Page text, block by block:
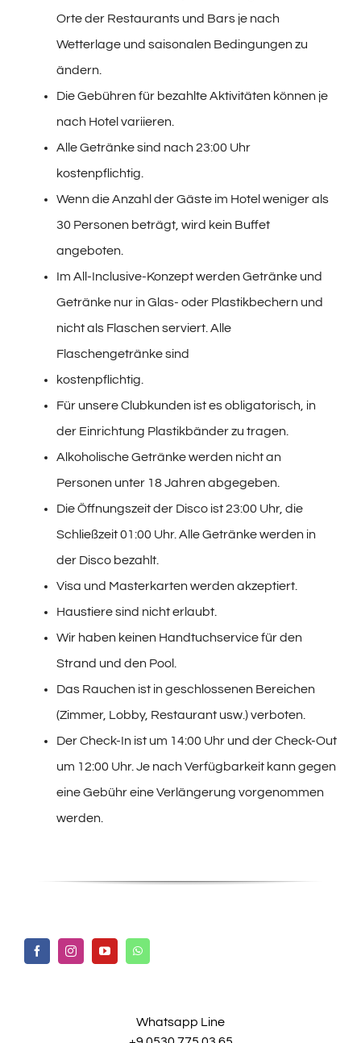
Orte der Restaurants und Bars je nach
Wetterlage und saisonalen Bedingungen zu
ändern.
Die Gebühren für bezahlte Aktivitäten können je
nach Hotel variieren.
Alle Getränke sind nach 23:00 Uhr
kostenpflichtig.
Wenn die Anzahl der Gäste im Hotel weniger als
30 Personen beträgt, wird kein Buffet
angeboten.
Im All-Inclusive-Konzept werden Getränke und
Getränke nur in Glas- oder Plastikbechern und
nicht als Flaschen serviert. Alle
Flaschengetränke sind
kostenpflichtig.
Für unsere Clubkunden ist es obligatorisch, in
der Einrichtung Plastikbänder zu tragen.
Alkoholische Getränke werden nicht an
Personen unter 18 Jahren abgegeben.
Die Öffnungszeit der Disco ist 23:00 Uhr, die
Schließzeit 01:00 Uhr. Alle Getränke werden in
der Disco bezahlt.
Visa und Masterkarten werden akzeptiert.
Haustiere sind nicht erlaubt.
Wir haben keinen Handtuchservice für den
Strand und den Pool.
Das Rauchen ist in geschlossenen Bereichen
(Zimmer, Lobby, Restaurant usw.) verboten.
Der Check-In ist um 14:00 Uhr und der Check-Out
um 12:00 Uhr. Je nach Verfügbarkeit kann gegen
eine Gebühr eine Verlängerung vorgenommen
werden.
Whatsapp Line